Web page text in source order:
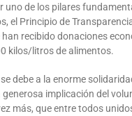
uno de los pilares
el Principio de
recibido donaciones
kilos/litros de alimentos.
debe a la enorme
generosa implicación del
más, que entre todos